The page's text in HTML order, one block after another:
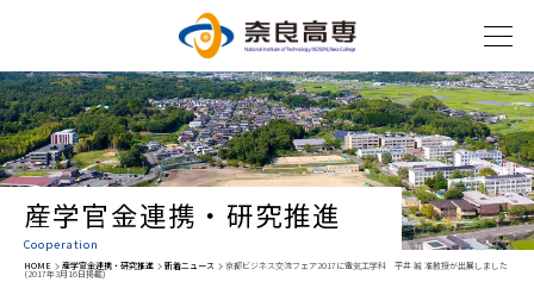
産学官金連携・研究推進
Cooperation
HOME 産学官金連携・研究推進 新着ニュース 京都ビジネス交流フェア2017に電気工学科 平井 誠 准教授が出展しました
(2017年3月16日掲載)